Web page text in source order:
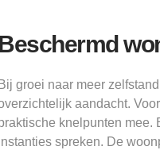
Beschermd
Bij groei naar meer
aandacht.
knelpunten mee.
spreken. De